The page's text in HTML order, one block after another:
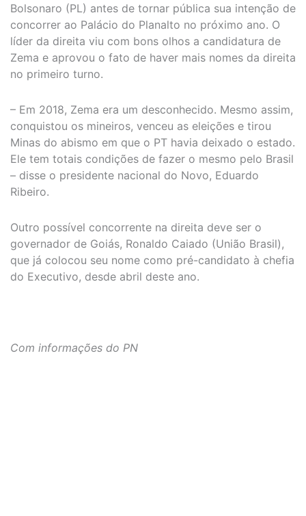
Bolsonaro (PL) antes de tornar pública sua intenção de
concorrer ao Palácio do Planalto no próximo ano. O
líder da direita viu com bons olhos a candidatura de
Zema e aprovou o fato de haver mais nomes da direita
no primeiro turno.
– Em 2018, Zema era um desconhecido. Mesmo assim,
conquistou os mineiros, venceu as eleições e tirou
Minas do abismo em que o PT havia deixado o estado.
Ele tem totais condições de fazer o mesmo pelo Brasil
– disse o presidente nacional do Novo, Eduardo
Ribeiro.
Outro possível concorrente na direita deve ser o
governador de Goiás, Ronaldo Caiado (União Brasil),
que já colocou seu nome como pré-candidato à chefia
do Executivo, desde abril deste ano.
Com informações do PN